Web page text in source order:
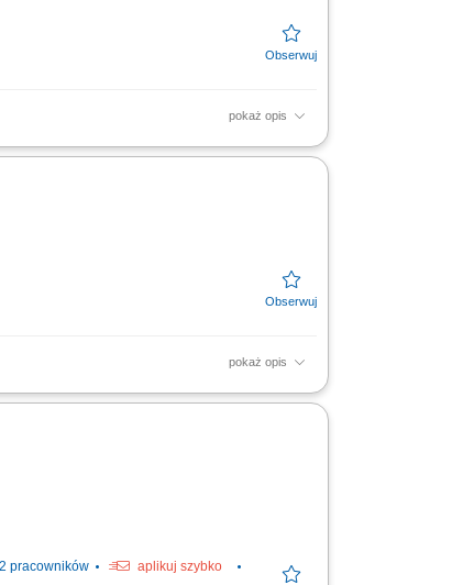
pokaż opis
Prowadzenie prezentacji rozwiązań
pokaż opis
Budowanie i utrzymywanie
pracowników
aplikuj szybko